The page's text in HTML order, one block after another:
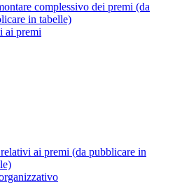
complessivo dei premi (da
in tabelle)
ai premi
ai premi (da pubblicare in